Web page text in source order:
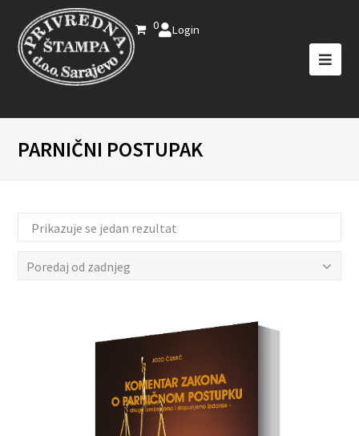
0 Login
PARNIČNI POSTUPAK
Prikazuje se jedan rezultat
Poredaj od zadnjeg